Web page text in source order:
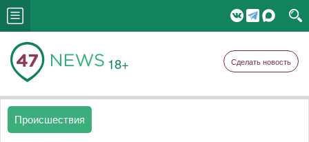
18+ Сделать новость
Происшествия